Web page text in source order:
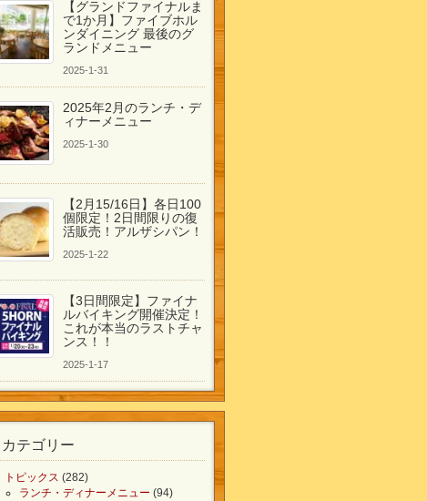
【グランドファイナルま
で1か月】ファイブホル
ンダイニング 最後のグ
ランドメニュー
2025-1-31
2025年2月のランチ・デ
ィナーメニュー
2025-1-30
【2月15/16日】各日100
個限定！2日間限りの復
活販売！アルザシパン！
2025-1-22
【3日間限定】ファイナ
ルバイキング開催決定！
これが本当のラストチャ
ンス！！
2025-1-17
カテゴリー
トピックス (282)
ランチ・ディナーメニュー (94)